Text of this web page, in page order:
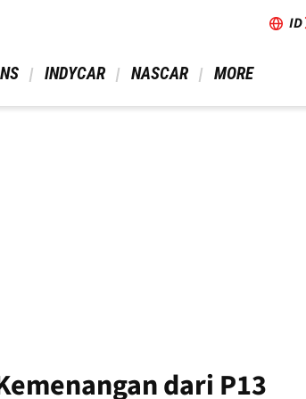
ID
INDYCAR NASCAR MORE
dari P13